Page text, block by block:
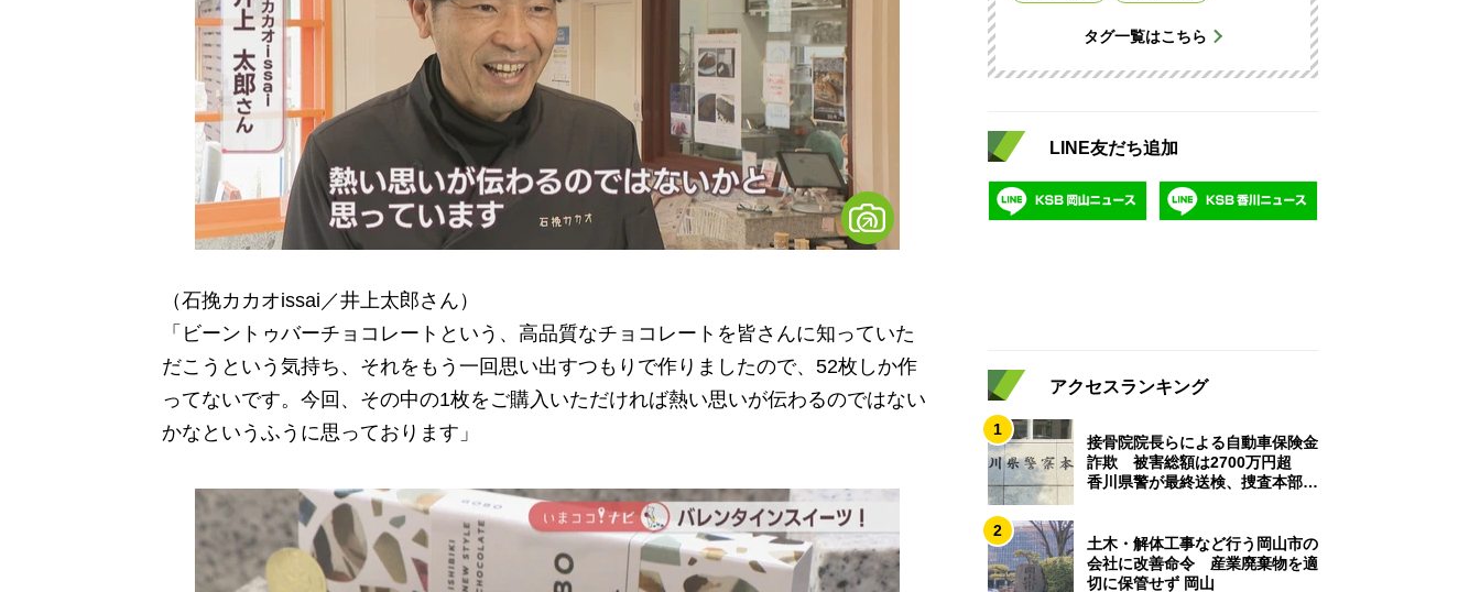
（石挽カカオissai／井上太郎さん）
「ビーントゥバーチョコレートという、高品質なチョコレートを皆さんに知っていた
だこうという気持ち、それをもう一回思い出すつもりで作りましたので、52枚しか作
ってないです。今回、その中の1枚をご購入いただければ熱い思いが伝わるのではない
かなというふうに思っております」
タグ一覧はこちら
LINE友だち追加
アクセスランキング
1
接骨院院長らによる自動車保険金
詐欺 被害総額は2700万円超
香川県警が最終送検、捜査本部解
2
土木・解体工事など行う岡山市の
会社に改善命令 産業廃棄物を適
切に保管せず 岡山